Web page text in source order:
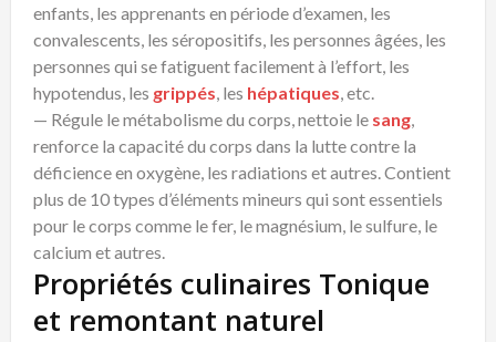
enfants, les apprenants en période d’examen, les
convalescents, les séropositifs, les personnes âgées, les
personnes qui se fatiguent facilement à l’effort, les
hypotendus, les grippés, les hépatiques, etc.
— Régule le métabolisme du corps, nettoie le sang,
renforce la capacité du corps dans la lutte contre la
déficience en oxygène, les radiations et autres. Contient
plus de 10 types d’éléments mineurs qui sont essentiels
pour le corps comme le fer, le magnésium, le sulfure, le
calcium et autres.
Propriétés culinaires Tonique
et remontant naturel